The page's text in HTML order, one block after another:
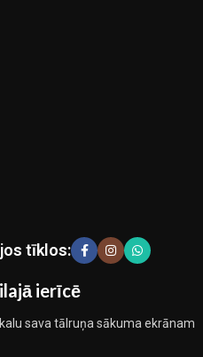
preču ražotāji ir pilni ar
sastopamies gan ar
īsti skaistuma pazinēji. Mēs
no mūsdienu gultas veļas
eleganci, kvalitāti un
daudzu gadu nepārtrauktā
izskatu, ilgu
tīklos:
ierīcē
sava tālruņa sākuma ekrānam